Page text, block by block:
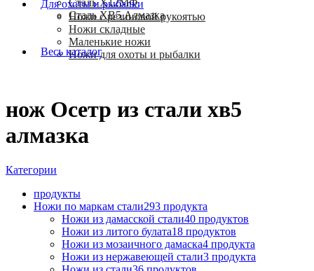
Сталь Х12МФ
Сталь ХВ5 Алмазка
Для охоты и рыбалки
Ножи с резиновой рукоятью
Ножи складные
Маленькие ножи
Ножи для охоты и рыбалки
Весь каталог
нож Осетр из стали хв5
алмазка
Категории
продукты
Ножи по маркам стали293 продукта
Ножи из дамасской стали40 продуктов
Ножи из литого булата18 продуктов
Ножи из мозаичного дамаска4 продукта
Ножи из нержавеющей стали3 продукта